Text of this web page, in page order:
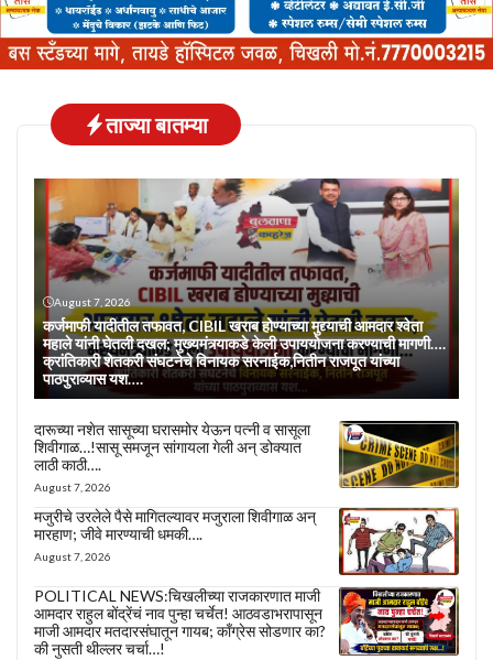
ताज्या बातम्या
August 7, 2026
कर्जमाफी यादीतील तफावत, CIBIL खराब होण्याच्या मुद्द्याची आमदार श्वेता
महाले यांनी घेतली दखल; मुख्यमंत्र्याकडे केली उपाययोजना करण्याची मागणी….
क्रांतिकारी शेतकरी संघटनेचे विनायक सरनाईक,नितीन राजपूत यांच्या
पाठपुराव्यास यश….
दारूच्या नशेत सासूच्या घरासमोर येऊन पत्नी व सासूला
शिवीगाळ…!सासू समजून सांगायला गेली अन् डोक्यात
लाठी काठी….
August 7, 2026
मजुरीचे उरलेले पैसे मागितल्यावर मजुराला शिवीगाळ अन्
मारहाण; जीवे मारण्याची धमकी….
August 7, 2026
POLITICAL NEWS:चिखलीच्या राजकारणात माजी
आमदार राहुल बोंद्रेंचं नाव पुन्हा चर्चेत! आठवडाभरापासून
माजी आमदार मतदारसंघातून गायब; काँग्रेस सोडणार का?
की नुसती थील्लर चर्चा…!